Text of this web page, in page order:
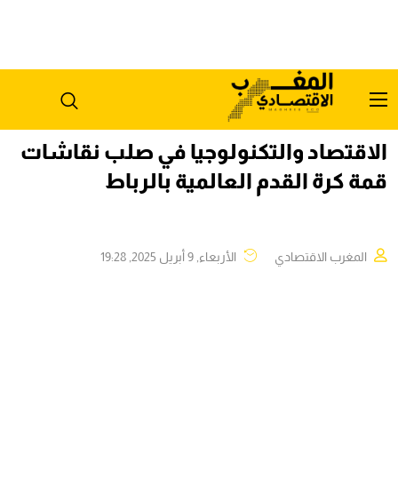
الاقتصاد والتكنولوجيا في صلب نقاشات
قمة كرة القدم العالمية بالرباط
المغرب الاقتصادي الأربعاء, 9 أبريل 2025, 19:28